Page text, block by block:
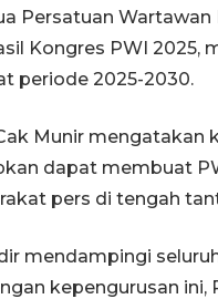
Persatuan
Kongres PWI 2025,
periode 2025-2030.
Munir
dapat membuat
pers di tengah
mendampingi
kepengurusan